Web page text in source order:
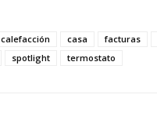
calefacción casa facturas
spotlight termostato